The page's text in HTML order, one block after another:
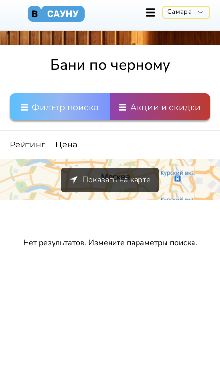
Самара
Бани по черному
Фильтр поиска Акции и скидки
Рейтинг Цена
Показать на карте
Нет результатов. Измените параметры поиска.